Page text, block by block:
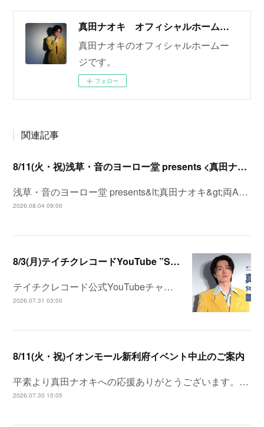
真田ナオキ オフィシャルホームページ
真田ナオキのオフィシャルホームー
ジです。
フォロー
関連記事
8/11(火・祝)浅草・音のヨーロー堂 presents <真田ナオキ>両A面シングル「プルメリア ラプソディ / 陽が沈む前に…」発売記念 スペシャルイベント開催決定！
浅草・音のヨーロー堂 presents&lt;真田ナオキ&gt;両A…
2026.08.04 09:00
8/3(月)テイチクレコードYouTube ”Station”
テイチクレコード公式YouTubeチャ…
2026.07.31 03:00
8/11(火・祝)イオンモール新利府イベント中止のご案内
平素より真田ナオキへの応援ありがとうございます。…
2026.07.30 15:05